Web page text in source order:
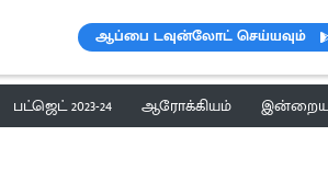
ஆப்பை டவுன்லோட் செய்யவும்
பட்ஜெட் 2023-24 ஆரோக்கியம் இன்றைய